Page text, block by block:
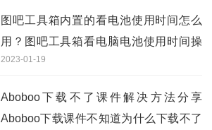
图吧工具箱内置的看电池使用时间怎么
用？图吧工具箱看电脑电池使用时间操
作方法
2023-01-19
Aboboo下载不了课件解决方法分享
Aboboo下载课件不知道为什么下载不了